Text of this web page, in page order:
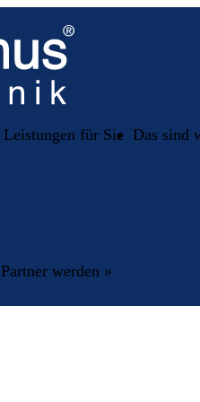
Leistungen für Sie Das sind
Partner werden »